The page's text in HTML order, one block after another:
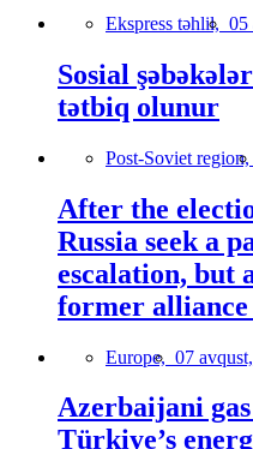
Ekspress təhlil, 05
Sosial
tətbiq olunur
Post-Soviet region,
After the
Russia seek a
escalation, but
former
Europe, 07
Azerbaijani gas
Türkiye’s